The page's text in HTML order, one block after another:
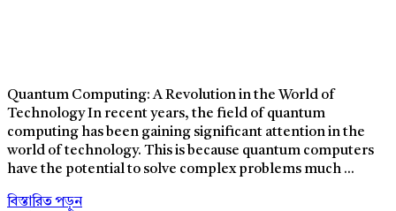
Quantum Computing: A Revolution in the World of
Technology In recent years, the field of quantum
computing has been gaining significant attention in the
world of technology. This is because quantum computers
have the potential to solve complex problems much ...
বিস্তারিত পড়ুন